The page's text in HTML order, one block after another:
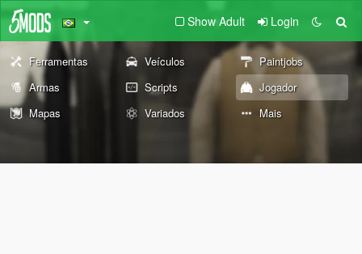
Show Adult Login
Ferramentas Veículos
Paintjobs
Armas
Scripts
Jogador
Mapas
Variados Mais